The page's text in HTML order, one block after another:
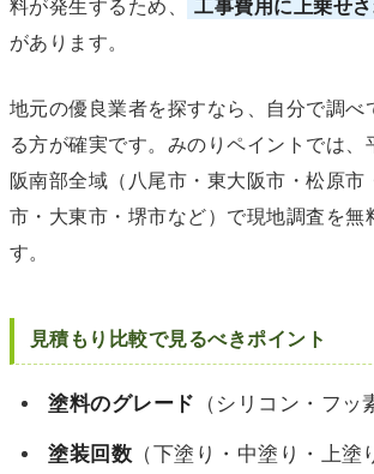
料が発生するため、
工事費用に上乗せ
があります。
地元の優良業者を探すなら、自分で調べ
る方が確実です。みのりペイントでは、
阪南部全域（八尾市・東大阪市・松原市
市・大東市・堺市など）で現地調査を無
す。
見積もり比較で見るべきポイント
塗料のグレード （シリコン・フッ
塗装回数 （下塗り・中塗り・上塗